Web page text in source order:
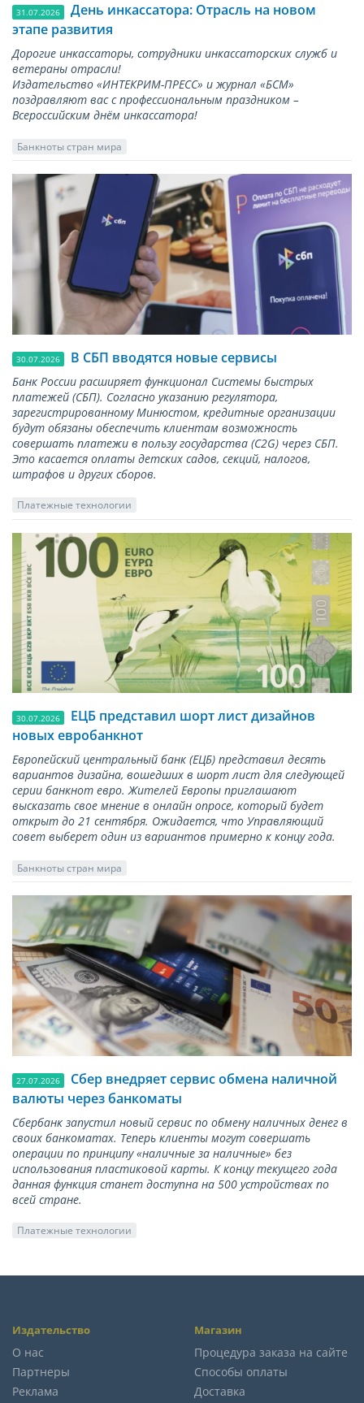
31.07.2026
День инкассатора: Отрасль на новом
этапе развития
Дорогие инкассаторы, сотрудники инкассаторских служб и
ветераны отрасли!
Издательство «ИНТЕКРИМ-ПРЕСС» и журнал «БСМ»
поздравляют вас с профессиональным праздником –
Всероссийским днём инкассатора!
Банкноты стран мира
30.07.2026 В СБП вводятся новые сервисы
Банк России расширяет функционал Системы быстрых
платежей (СБП). Согласно указанию регулятора,
зарегистрированному Минюстом, кредитные организации
будут обязаны обеспечить клиентам возможность
совершать платежи в пользу государства (С2G) через СБП.
Это касается оплаты детских садов, секций, налогов,
штрафов и других сборов.
Платежные технологии
30.07.2026
ЕЦБ представил шорт лист дизайнов
новых евробанкнот
Европейский центральный банк (ЕЦБ) представил десять
вариантов дизайна, вошедших в шорт лист для следующей
серии банкнот евро. Жителей Европы приглашают
высказать свое мнение в онлайн опросе, который будет
открыт до 21 сентября. Ожидается, что Управляющий
совет выберет один из вариантов примерно к концу года.
Банкноты стран мира
27.07.2026
Сбер внедряет сервис обмена наличной
валюты через банкоматы
Сбербанк запустил новый сервис по обмену наличных денег в
своих банкоматах. Теперь клиенты могут совершать
операции по принципу «наличные за наличные» без
использования пластиковой карты. К концу текущего года
данная функция станет доступна на 500 устройствах по
всей стране.
Платежные технологии
Издательство
О нас
Партнеры
Реклама
Магазин
Процедура заказа на сайте
Способы оплаты
Доставка